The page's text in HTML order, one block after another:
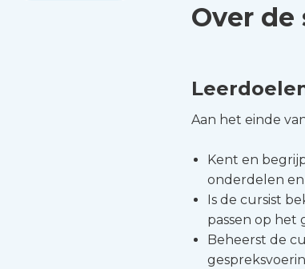
Over
Aan het einde
Kent en
onderdelen en
Is de cursist
passen op het
Beheerst de